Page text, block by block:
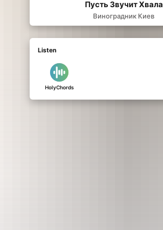
Пусть Звучит Хвала
Виноградник Киев
Listen
HolyChords